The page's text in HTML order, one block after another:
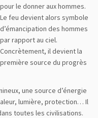
pour le donner aux hommes.
Le feu devient alors symbole
d’émancipation des hommes
par rapport au ciel.
Concrètement, il devient la
première source du progrès
une source d’énergie
lumière, protection… Il
toutes les civilisations.